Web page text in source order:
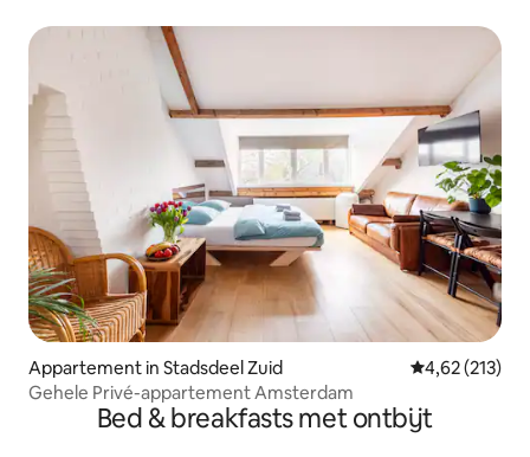
Appartement in Stadsdeel Zuid Gemiddelde
4,62 (213)
Gehele Privé-appartement Amsterdam
Bed & breakfasts met ontbijt